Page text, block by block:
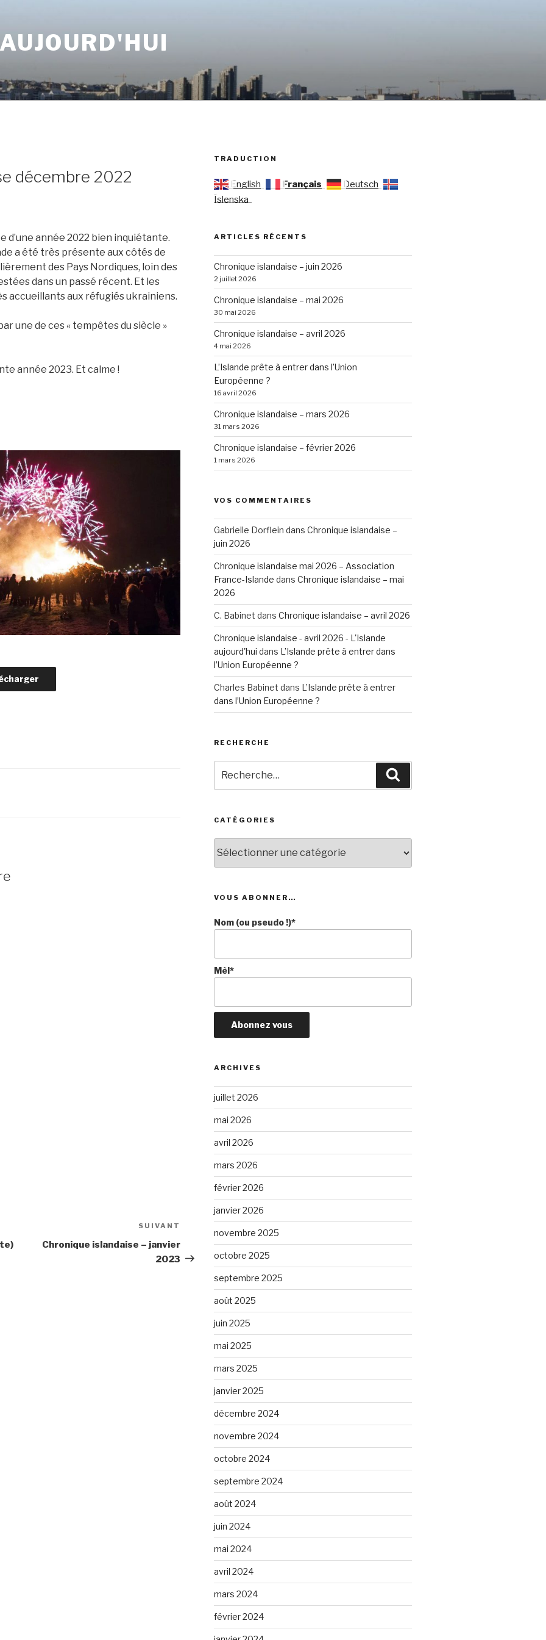
décembre 2022
d’une année 2022 bien inquiétante.
a été très présente aux côtés de
des Pays Nordiques, loin des
dans un passé récent. Et les
accueillants aux réfugiés ukrainiens.
une de ces « tempêtes du siècle »
année 2023. Et calme !
suivant
SUIVANT
Chronique islandaise – janvier
2023
TRADUCTION
English Français
Deutsch
Íslenska
ARTICLES RÉCENTS
Chronique islandaise – juin 2026
2 juillet 2026
Chronique islandaise – mai 2026
30 mai 2026
Chronique islandaise – avril 2026
4 mai 2026
L’Islande prête à entrer dans l’Union
Européenne ?
16 avril 2026
Chronique islandaise – mars 2026
31 mars 2026
Chronique islandaise – février 2026
1 mars 2026
VOS COMMENTAIRES
Gabrielle Dorflein dans Chronique islandaise –
juin 2026
Chronique islandaise mai 2026 – Association
France-Islande dans Chronique islandaise – mai
2026
C. Babinet dans Chronique islandaise – avril 2026
Chronique islandaise - avril 2026 - L'Islande
aujourd'hui dans L’Islande prête à entrer dans
l’Union Européenne ?
Charles Babinet dans L’Islande prête à entrer
dans l’Union Européenne ?
RECHERCHE
pour
:
CATÉGORIES
VOUS ABONNER…
Nom (ou pseudo !)*
Mèl*
ARCHIVES
juillet 2026
mai 2026
avril 2026
mars 2026
février 2026
janvier 2026
novembre 2025
octobre 2025
septembre 2025
août 2025
juin 2025
mai 2025
mars 2025
janvier 2025
décembre 2024
novembre 2024
octobre 2024
septembre 2024
août 2024
juin 2024
mai 2024
avril 2024
mars 2024
février 2024